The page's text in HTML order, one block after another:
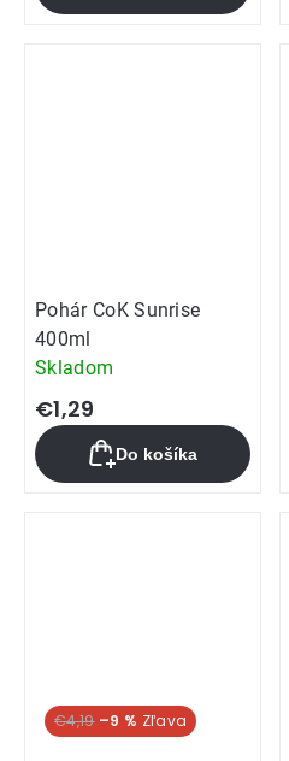
Pohár CoK Sunrise
400ml
Skladom
€1,29
Do košíka
€4,19 –9 %